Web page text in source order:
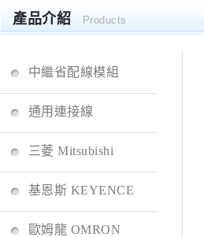
產品介紹 Products
中繼省配線模組
通用連接線
三菱 Mitsubishi
基恩斯 KEYENCE
歐姆龍 OMRON